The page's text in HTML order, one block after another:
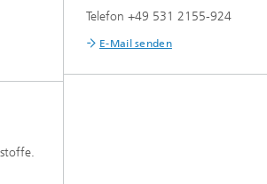
Telefon +49 531 2155-924
E-Mail senden